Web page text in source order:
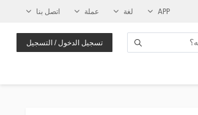
APP لغة عملة اتصل بنا
تسجيل الدخول / التسجيل